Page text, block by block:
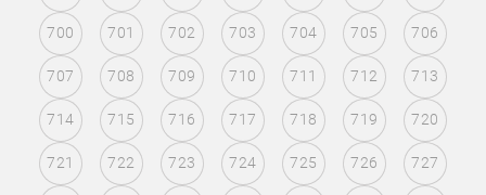
700 701 702 703 704 705 706
707 708 709 710 711 712 713
714 715 716 717 718 719 720
721 722 723 724 725 726 727